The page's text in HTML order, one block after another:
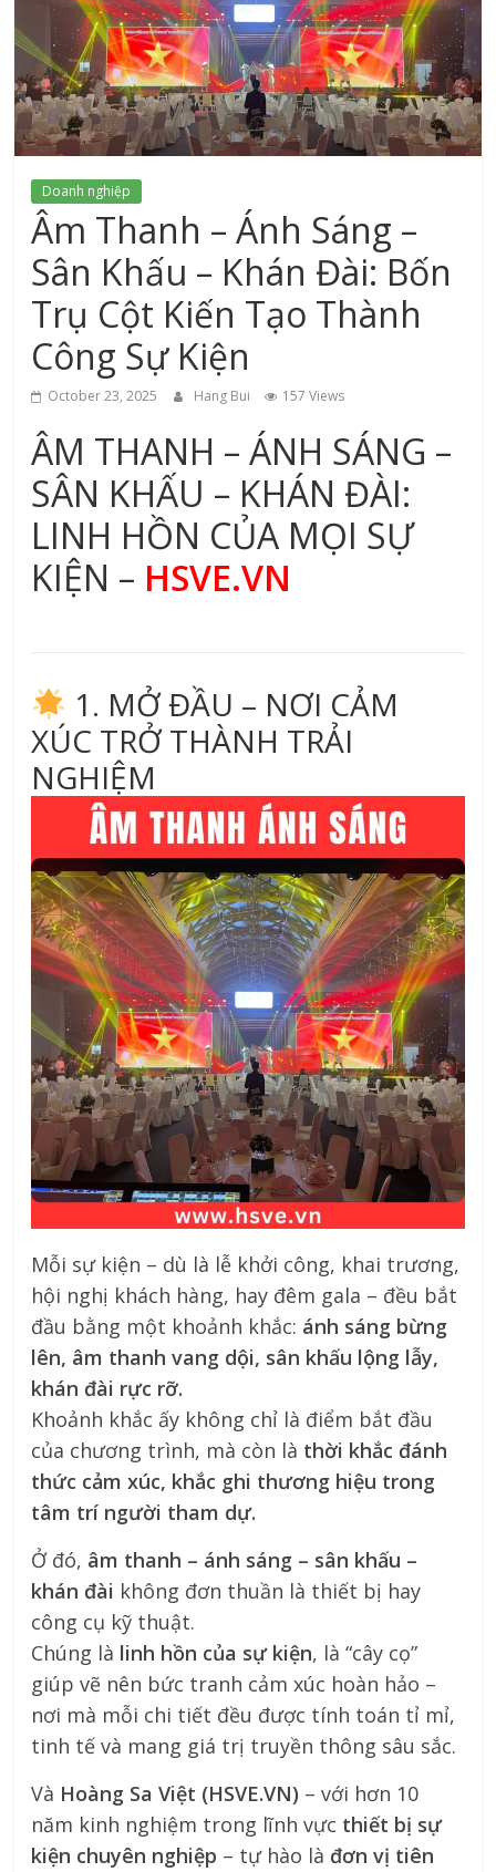
Thanh
Doanh nghiệp
Âm Thanh – Ánh Sáng –
Sân Khấu – Khán Đài: Bốn
Trụ Cột Kiến Tạo Thành
Công Sự Kiện
October 23, 2025 Hang Bui 157 Views
ÂM THANH – ÁNH SÁNG –
SÂN KHẤU – KHÁN ĐÀI:
LINH HỒN CỦA MỌI SỰ
KIỆN – HSVE.VN
1. MỞ ĐẦU – NƠI CẢM
XÚC TRỞ THÀNH TRẢI
NGHIỆM
Mỗi sự kiện – dù là lễ khởi công, khai trương,
hội nghị khách hàng, hay đêm gala – đều bắt
đầu bằng một khoảnh khắc: ánh sáng bừng
lên, âm thanh vang dội, sân khấu lộng lẫy,
khán đài rực rỡ.
Khoảnh khắc ấy không chỉ là điểm bắt đầu
của chương trình, mà còn là thời khắc đánh
thức cảm xúc, khắc ghi thương hiệu trong
tâm trí người tham dự.
Ở đó, âm thanh – ánh sáng – sân khấu –
khán đài không đơn thuần là thiết bị hay
công cụ kỹ thuật.
Chúng là linh hồn của sự kiện, là “cây cọ”
giúp vẽ nên bức tranh cảm xúc hoàn hảo –
nơi mà mỗi chi tiết đều được tính toán tỉ mỉ,
tinh tế và mang giá trị truyền thông sâu sắc.
Và Hoàng Sa Việt (HSVE.VN) – với hơn 10
năm kinh nghiệm trong lĩnh vực thiết bị sự
kiện chuyên nghiệp – tự hào là đơn vị tiên